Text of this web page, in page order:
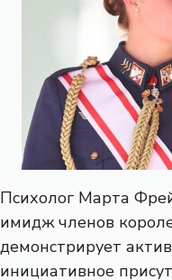
Психолог Марта
имидж членов
демонстрирует
инициативное